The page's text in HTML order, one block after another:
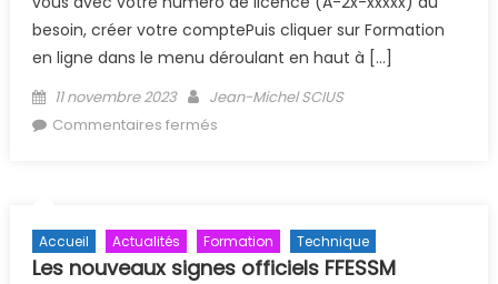
besoin, créer votre comptePuis cliquer sur Formation
en ligne dans le menu déroulant en haut à […]
Posted on
11 novembre 2023 Author
Jean-Michel SCIUS
Commentaires fermés
Accueil Actualités Formation Technique
Les nouveaux signes officiels FFESSM